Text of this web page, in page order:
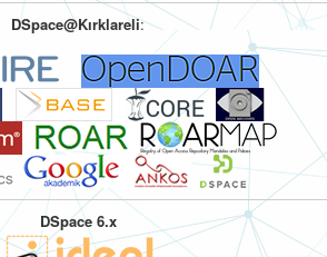
DSpace@Kırklareli:
DSpace 6.x